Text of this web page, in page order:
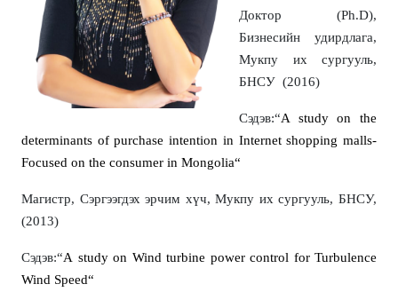
Доктор (Ph.D),
Бизнесийн удирдлага,
Мукпу их сургууль,
БНСУ (2016)
Сэдэв:“A study on the
determinants of purchase intention in Internet shopping malls-
Focused on the consumer in Mongolia“
Магистр, Сэргээгдэх эрчим хүч, Мукпу их сургууль, БНСУ,
(2013)
Сэдэв:“А study on Wind turbine power control for Turbulence
Wind Speed“